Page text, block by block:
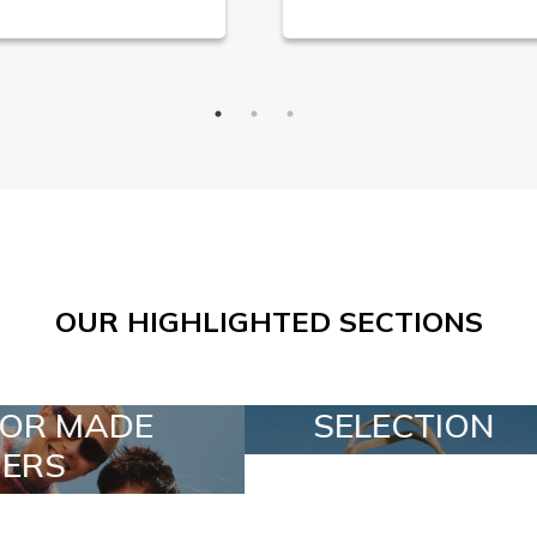
OUR HIGHLIGHTED SECTIONS
SELECTION SPECIAL LOTS